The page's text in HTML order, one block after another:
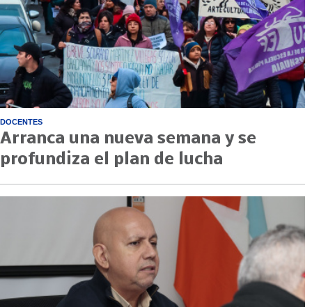
DOCENTES
Arranca una nueva semana y se
profundiza el plan de lucha